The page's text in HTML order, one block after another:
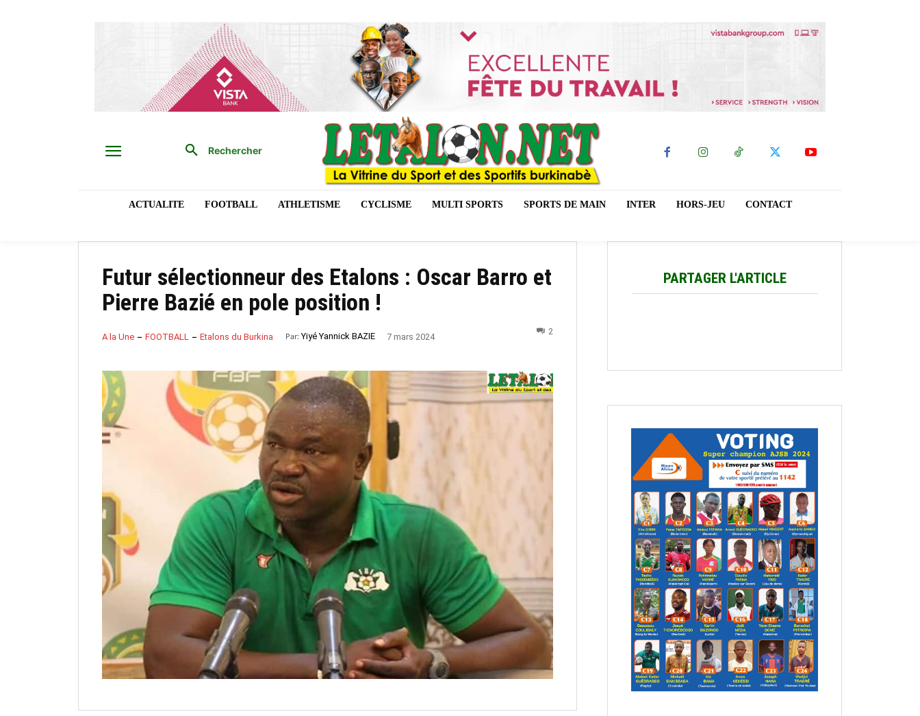
Rechercher
ACTUALITE FOOTBALL ATHLETISME CYCLISME MULTI SPORTS SPORTS DE MAIN INTER HORS-JEU CONTACT
Futur sélectionneur des Etalons : Oscar Barro et
Pierre Bazié en pole position !
A la Une FOOTBALL Etalons du Burkina Par: Yiyé Yannick BAZIE 7 mars 2024
2
PARTAGER L'ARTICLE